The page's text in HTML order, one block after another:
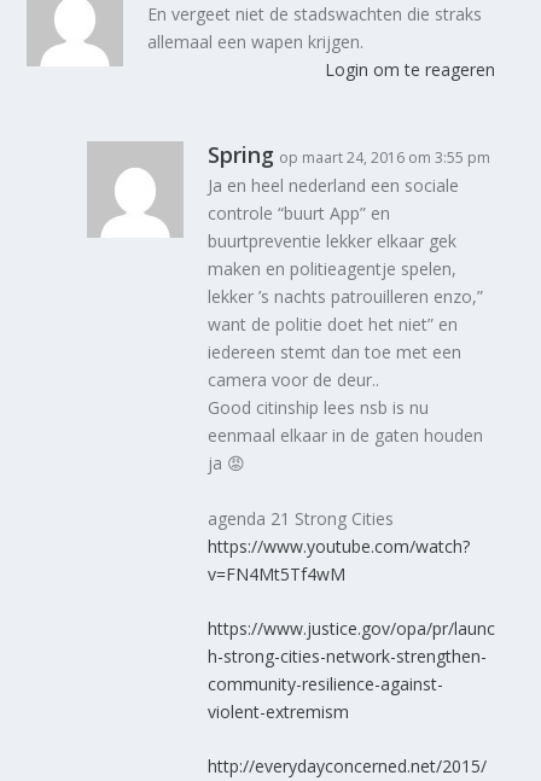
En vergeet niet de stadswachten die straks
allemaal een wapen krijgen.
Login om te reageren
Spring op maart 24, 2016 om 3:55 pm
Ja en heel nederland een sociale
controle “buurt App” en
buurtpreventie lekker elkaar gek
maken en politieagentje spelen,
lekker ’s nachts patrouilleren enzo,”
want de politie doet het niet” en
iedereen stemt dan toe met een
camera voor de deur..
Good citinship lees nsb is nu
eenmaal elkaar in de gaten houden
ja 😡
agenda 21 Strong Cities
https://www.youtube.com/watch?
v=FN4Mt5Tf4wM
https://www.justice.gov/opa/pr/launc
h-strong-cities-network-strengthen-
community-resilience-against-
violent-extremism
http://everydayconcerned.net/2015/